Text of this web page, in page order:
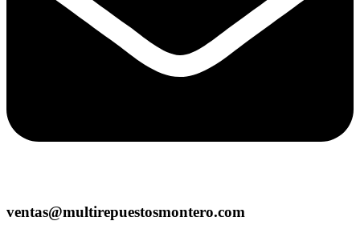
ventas@multirepuestosmontero.com